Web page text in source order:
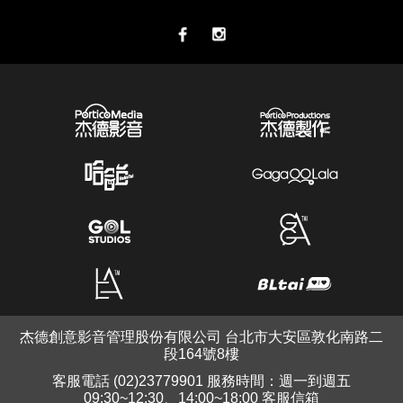
杰德創意影音管理股份有限公司 台北市大安區敦化南路二
段164號8樓
客服電話 (02)23779901 服務時間：週一到週五
09:30~12:30、14:00~18:00 客服信箱